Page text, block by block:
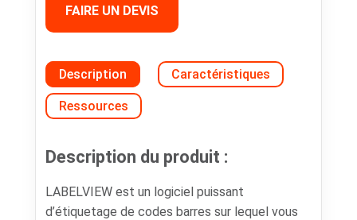
FAIRE UN DEVIS
Description Caractéristiques
Ressources
Description du produit :
LABELVIEW est un logiciel puissant
d’étiquetage de codes barres sur lequel vous